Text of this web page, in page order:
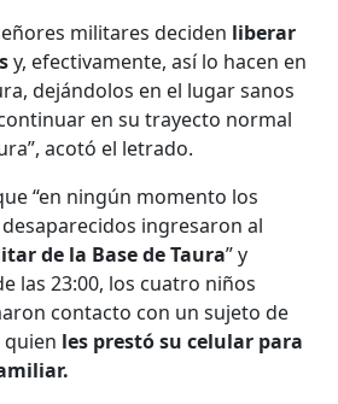
militares deciden liberar
y, efectivamente, así lo hacen en
dejándolos en el lugar sanos
en su trayecto normal
acotó el letrado.
“en ningún momento los
ingresaron al
de la Base de Taura” y
las 23:00, los cuatro niños
contacto con un sujeto de
quien les prestó su celular para